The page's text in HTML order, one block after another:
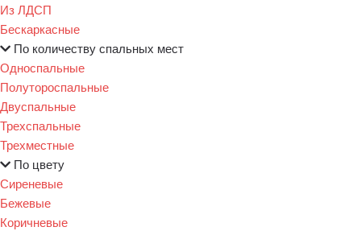
Из ЛДСП
Бескаркасные
По количеству спальных мест
Односпальные
Полутороспальные
Двуспальные
Трехспальные
Трехместные
По цвету
Сиреневые
Бежевые
Коричневые